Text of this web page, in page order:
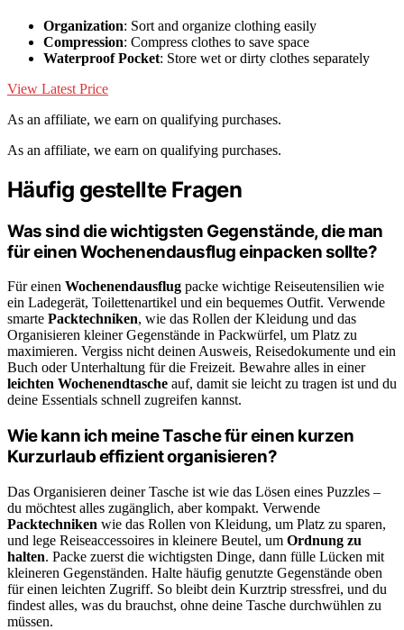
Organization: Sort and organize clothing easily
Compression: Compress clothes to save space
Waterproof Pocket: Store wet or dirty clothes separately
View Latest Price
As an affiliate, we earn on qualifying purchases.
As an affiliate, we earn on qualifying purchases.
Häufig gestellte Fragen
Was sind die wichtigsten Gegenstände, die man
für einen Wochenendausflug einpacken sollte?
Für einen Wochenendausflug packe wichtige Reiseutensilien wie
ein Ladegerät, Toilettenartikel und ein bequemes Outfit. Verwende
smarte Packtechniken, wie das Rollen der Kleidung und das
Organisieren kleiner Gegenstände in Packwürfel, um Platz zu
maximieren. Vergiss nicht deinen Ausweis, Reisedokumente und ein
Buch oder Unterhaltung für die Freizeit. Bewahre alles in einer
leichten Wochenendtasche auf, damit sie leicht zu tragen ist und du
deine Essentials schnell zugreifen kannst.
Wie kann ich meine Tasche für einen kurzen
Kurzurlaub effizient organisieren?
Das Organisieren deiner Tasche ist wie das Lösen eines Puzzles –
du möchtest alles zugänglich, aber kompakt. Verwende
Packtechniken wie das Rollen von Kleidung, um Platz zu sparen,
und lege Reiseaccessoires in kleinere Beutel, um Ordnung zu
halten. Packe zuerst die wichtigsten Dinge, dann fülle Lücken mit
kleineren Gegenständen. Halte häufig genutzte Gegenstände oben
für einen leichten Zugriff. So bleibt dein Kurztrip stressfrei, und du
findest alles, was du brauchst, ohne deine Tasche durchwühlen zu
müssen.